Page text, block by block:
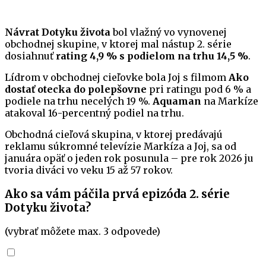
Návrat Dotyku života bol vlažný vo vynovenej
obchodnej skupine, v ktorej mal nástup 2. série
dosiahnuť rating 4,9 % s podielom na trhu 14,5 %.
Lídrom v obchodnej cieľovke bola Joj s filmom Ako
dostať otecka do polepšovne pri ratingu pod 6 % a
podiele na trhu necelých 19 %. Aquaman na Markíze
atakoval 16-percentný podiel na trhu.
Obchodná cieľová skupina, v ktorej predávajú
reklamu súkromné televízie Markíza a Joj, sa od
januára opäť o jeden rok posunula – pre rok 2026 ju
tvoria diváci vo veku 15 až 57 rokov.
Ako sa vám páčila prvá epizóda 2. série
Dotyku života?
(vybrať môžete max. 3 odpovede)